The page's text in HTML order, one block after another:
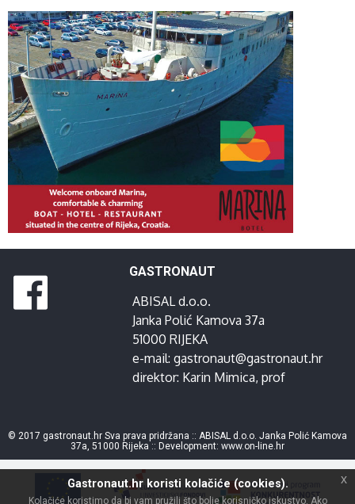
GASTRONAUT
ABISAL d.o.o.
Janka Polić Kamova 37a
51000 RIJEKA
e-mail: gastronaut@gastronaut.hr
direktor: Karin Mimica, prof
© 2017 gastronaut.hr Sva prava pridržana :: ABISAL d.o.o. Janka Polić Kamova
37a, 51000 Rijeka :: Development: www.on-line.hr
Gastronaut.hr koristi kolačiće (cookies).
Kolačiće koristimo da bi vam pružili što bolje korisničko iskustvo. Ako
x